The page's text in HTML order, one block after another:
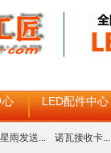
心 LED配件中心
雨发送... 诺瓦接收卡...